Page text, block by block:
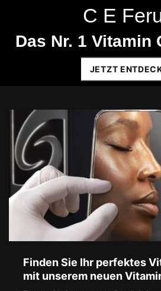
C E
Das Nr. 1 Vitamin
JETZT
Finden Sie Ihr perfektes
mit unserem ​ neuen